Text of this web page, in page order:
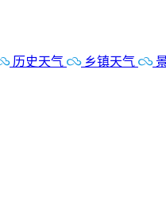
历史天气 乡镇天气